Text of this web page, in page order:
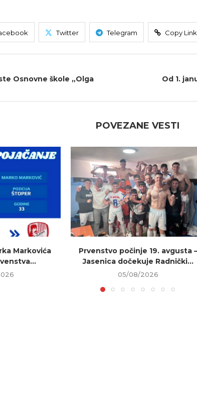
Twitter Telegram Copy Link
Osnovne škole „Olga
Od 1.
POVEZANE VESTI
Markovića
Prvenstvo počinje 19. avgusta –
Jasenica dočekuje Radnički...
05/08/2026